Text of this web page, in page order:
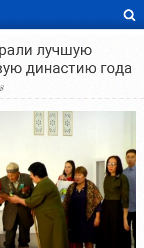
лучшую
династию года